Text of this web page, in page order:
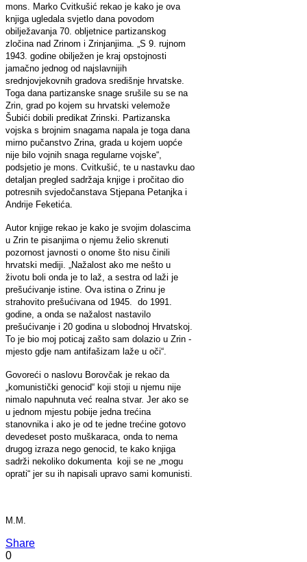
mons. Marko Cvitkušić rekao je kako je ova
knjiga ugledala svjetlo dana povodom
obilježavanja 70. obljetnice partizanskog
zločina nad Zrinom i Zrinjanjima. „S 9. rujnom
1943. godine obilježen je kraj opstojnosti
jamačno jednog od najslavnijih
srednjovjekovnih gradova središnje hrvatske.
Toga dana partizanske snage srušile su se na
Zrin, grad po kojem su hrvatski velemože
Šubići dobili predikat Zrinski. Partizanska
vojska s brojnim snagama napala je toga dana
mirno pučanstvo Zrina, grada u kojem uopće
nije bilo vojnih snaga regularne vojske“,
podsjetio je mons. Cvitkušić, te u nastavku dao
detaljan pregled sadržaja knjige i pročitao dio
potresnih svjedočanstava Stjepana Petanjka i
Andrije Feketića.
Autor knjige rekao je kako je svojim dolascima
u Zrin te pisanjima o njemu želio skrenuti
pozornost javnosti o onome što nisu činili
hrvatski mediji. „Nažalost ako me nešto u
životu boli onda je to laž, a sestra od laži je
prešućivanje istine. Ova istina o Zrinu je
strahovito prešućivana od 1945. do 1991.
godine, a onda se nažalost nastavilo
prešućivanje i 20 godina u slobodnoj Hrvatskoj.
To je bio moj poticaj zašto sam dolazio u Zrin -
mjesto gdje nam antifašizam laže u oči“.
Govoreći o naslovu Borovčak je rekao da
„komunistički genocid“ koji stoji u njemu nije
nimalo napuhnuta već realna stvar. Jer ako se
u jednom mjestu pobije jedna trećina
stanovnika i ako je od te jedne trećine gotovo
devedeset posto muškaraca, onda to nema
drugog izraza nego genocid, te kako knjiga
sadrži nekoliko dokumenta koji se ne „mogu
oprati“ jer su ih napisali upravo sami komunisti.
M.M.
Share
0